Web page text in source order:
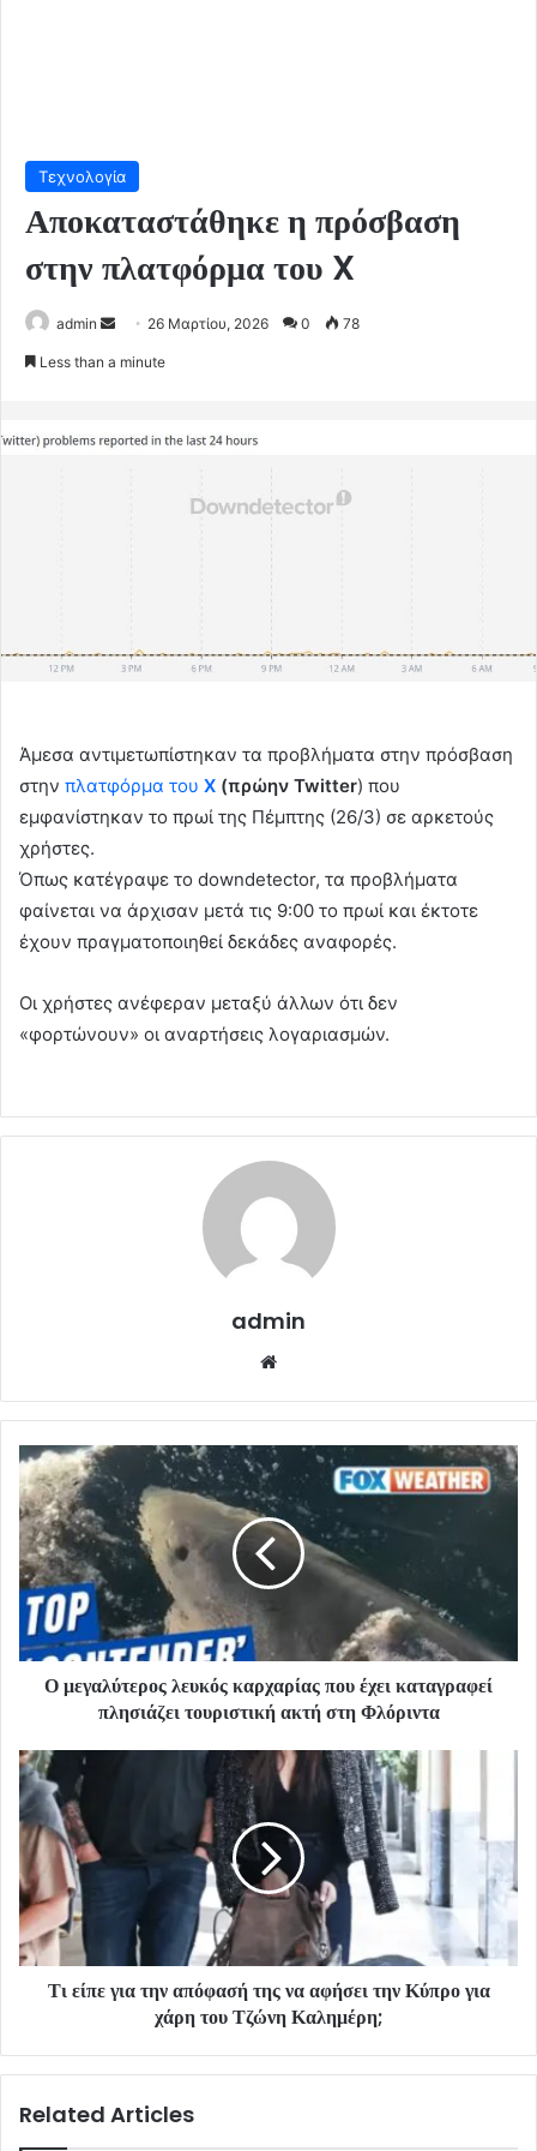
Τεχνολογία
Αποκαταστάθηκε η πρόσβαση
στην πλατφόρμα του X
admin
Send 26 Μαρτίου, 2026 0 78
Less than a minute
Άμεσα αντιμετωπίστηκαν τα προβλήματα στην πρόσβαση
στην πλατφόρμα του Χ (πρώην Twitter) που
εμφανίστηκαν το πρωί της Πέμπτης (26/3) σε αρκετούς
χρήστες.
Όπως κατέγραψε το downdetector, τα προβλήματα
φαίνεται να άρχισαν μετά τις 9:00 το πρωί και έκτοτε
έχουν πραγματοποιηθεί δεκάδες αναφορές.
Οι χρήστες ανέφεραν μεταξύ άλλων ότι δεν
«φορτώνουν» οι αναρτήσεις λογαριασμών.
admin
Ο μεγαλύτερος λευκός καρχαρίας που έχει καταγραφεί
πλησιάζει τουριστική ακτή στη Φλόριντα
Τι είπε για την απόφασή της να αφήσει την Κύπρο για
χάρη του Τζώνη Καλημέρη;
Related Articles